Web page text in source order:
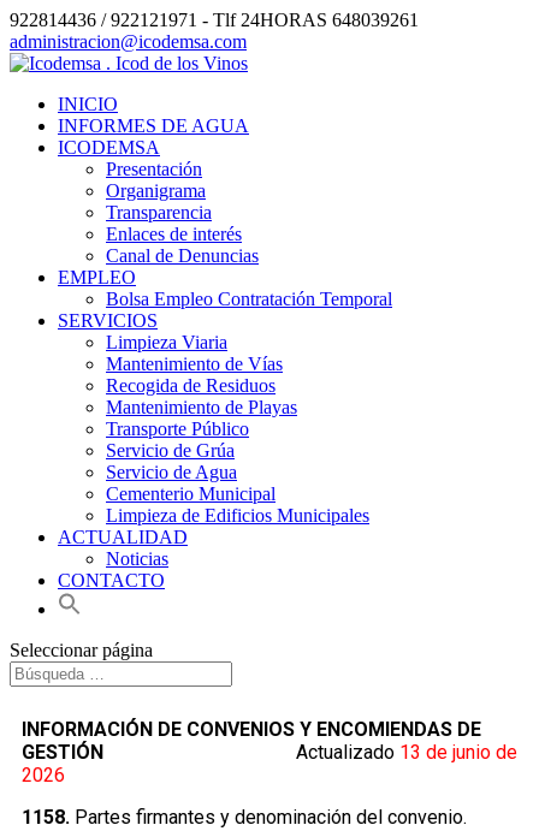
922814436 / 922121971 - Tlf 24HORAS 648039261
administracion@icodemsa.com
INICIO
INFORMES DE AGUA
ICODEMSA
Presentación
Organigrama
Transparencia
Enlaces de interés
Canal de Denuncias
EMPLEO
Bolsa Empleo Contratación Temporal
SERVICIOS
Limpieza Viaria
Mantenimiento de Vías
Recogida de Residuos
Mantenimiento de Playas
Transporte Público
Servicio de Grúa
Servicio de Agua
Cementerio Municipal
Limpieza de Edificios Municipales
ACTUALIDAD
Noticias
CONTACTO
Seleccionar página
INFORMACIÓN DE CONVENIOS Y ENCOMIENDAS DE
GESTIÓN
Actualizado 13 de junio de
2026
1158. Partes firmantes y denominación del convenio.